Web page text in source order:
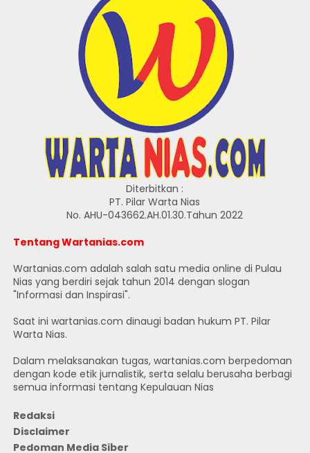
Diterbitkan :
PT. Pilar Warta Nias
No. AHU-043662.AH.01.30.Tahun 2022
Tentang Wartanias.com
Wartanias.com adalah salah satu media online di Pulau
Nias yang berdiri sejak tahun 2014 dengan slogan
"Informasi dan Inspirasi".
Saat ini wartanias.com dinaugi badan hukum PT. Pilar
Warta Nias.
Dalam melaksanakan tugas, wartanias.com berpedoman
dengan kode etik jurnalistik, serta selalu berusaha berbagi
semua informasi tentang Kepulauan Nias
Redaksi
Disclaimer
Pedoman Media Siber